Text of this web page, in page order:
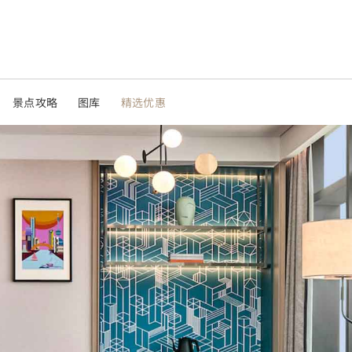
景点攻略 图库 精选优惠